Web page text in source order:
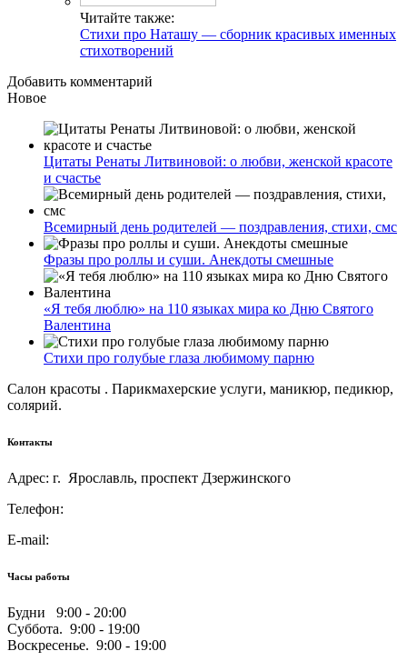
Читайте также:
Стихи про Наташу — сборник красивых именных
стихотворений
Добавить комментарий
Новое
Цитаты Ренаты Литвиновой: о любви, женской красоте
и счастье
Всемирный день родителей — поздравления, стихи, смс
Фразы про роллы и суши. Анекдоты смешные
«Я тебя люблю» на 110 языках мира ко Дню Святого
Валентина
Стихи про голубые глаза любимому парню
Салон красоты . Парикмахерские услуги, маникюр, педикюр,
солярий.
Контакты
Адрес: г. Ярославль, проспект Дзержинского
Телефон:
E-mail:
Часы работы
Будни 9:00 - 20:00
Суббота. 9:00 - 19:00
Воскресенье. 9:00 - 19:00